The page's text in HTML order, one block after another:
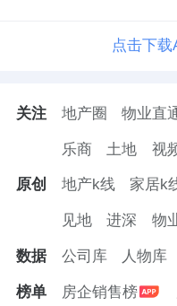
点击下
关注 地产圈 物业直
乐商 土地 视
原创 地产k线 家居k
见地 进深 物
数据 公司库 人物库
榜单 房企销售榜